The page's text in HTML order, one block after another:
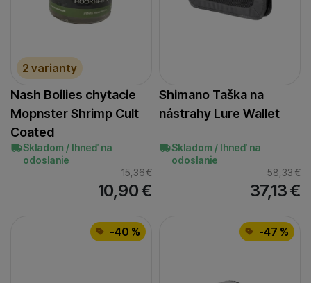
2 varianty
Nash Boilies chytacie
Mopnster Shrimp Cult
Coated
Skladom / Ihneď na
odoslanie
15,36€
10,90€
Shimano Taška na
nástrahy Lure Wallet
Skladom / Ihneď na
odoslanie
58,33€
37,13€
-40 % -47 %